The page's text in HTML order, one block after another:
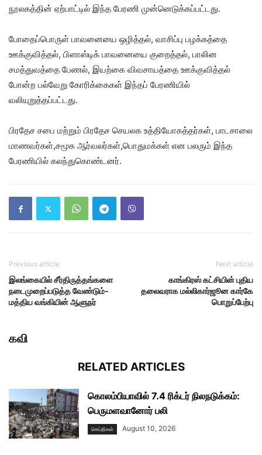
நூலகத்தின் ஏற்பாட்டில் இந்த பேரணி முன்னெடுக்கப்பட்டது.
போதைப்பொருள் பாவனையை ஒழித்தல், வாசிப்பு பழக்கத்தை
ஊக்குவித்தல், பிளாஸ்டிக் பாவனையை குறைத்தல், பாலின
சமத்துவத்தை பேணல், இயற்கை விவசாயத்தை ஊக்குவித்தல்
போன்ற பல்வேறு கோரிக்கைகள் இந்தப் பேரணியில்
வலியுறுத்தப்பட்டது.
பிரதேச சபை மற்றும் பிரதேச செயலக உத்தியோகத்தர்கள், பாடசாலை
மாணவர்கள்,சமூக ஆர்வலர்கள்,பொதுமக்கள் என பலரும் இந்த
பேரணியில் கலந்துகொண்டனர்.
Previous article
இலங்கையில் சீர்திருத்தங்களை
நடைமுறைப்படுத்த வேண்டும்-
மத்திய வங்கியின் ஆளுநர்
Next article
காங்கிரஸ் கட்சியின் புதிய
தலைவராக மல்லிகார்ஜூன கார்கே
பொறுப்பேற்பு
கவி
RELATED ARTICLES
கொலம்பியாவில் 7.4 ரிக்டர் நிலநடுக்கம்:
பெருமளவானோர் பலி
செய்திகள் August 10, 2026